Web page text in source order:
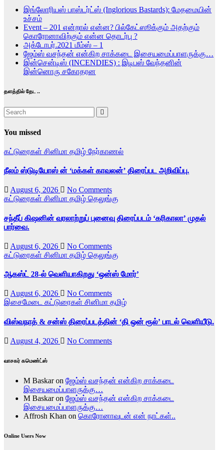
இங்லோரியஸ் பாஸ்டர்ட்ஸ் (Inglorious Bastards): மேதமையின்
உச்சம்
Event – 201 என்றால் என்ன? பில்கேட்ஸூக்கும் அதற்கும்
கொரோனாவிற்கும் என்ன தொடர்பு ?
அக்டோபர்.2021 மீம்ஸ் – 1
ஜேம்ஸ் வசந்தன் என்கிற சாக்கடை இசையமைப்பாளருக்கு…
இன்சென்டிஸ் (INCENDIES) : இடிபஸ் வேந்தனின்
இன்னொரு சகோதரன
தளத்தில் தேட ..
You missed
கட்டுரைகள் சினிமா தமிழ் நேர்காணல்
நீலம் ஸ்டுடியோஸ் ன் ‘மக்கள் காவலன்’ திரைப்பட அறிவிப்பு.
August 6, 2026
No Comments
கட்டுரைகள் சினிமா தமிழ் தெலுங்கு
சந்தீப் கிஷனின் வரலாற்றுப் புனைவு திரைப்படம் ‘கரிகாலா’ முதல்
பார்வை.
August 6, 2026
No Comments
கட்டுரைகள் சினிமா தமிழ் தெலுங்கு
ஆகஸ்ட் 28-ல் வெளியாகிறது ‘ஒன்ஸ் மோர்’
August 6, 2026
No Comments
இசைமேடை கட்டுரைகள் சினிமா தமிழ்
விஸ்வநாத் & சன்ஸ் திரைப்படத்தின் ‘தி ஒன் ரூல்’ பாடல் வெளியீடு.
August 4, 2026 No Comments
வாசகர் கமெண்ட்ஸ்
M Baskaron ஜேம்ஸ் வசந்தன் என்கிற சாக்கடை
இசையமைப்பாளருக்கு…
M Baskaron ஜேம்ஸ் வசந்தன் என்கிற சாக்கடை
இசையமைப்பாளருக்கு…
Affrosh Khan on கொரோனாவுடன் என் நாட்கள்..
Online Users Now